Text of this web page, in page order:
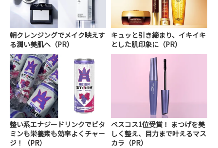
朝クレンジングでメイク映えす
る潤い美肌へ（PR）
キュッと引き締まり、イキイキ
とした肌印象に（PR）
整い系エナジードリンクでビタ
ミンも栄養素も効率よくチャー
ジ！（PR）
ベスコス1位受賞！ まつげを美
しく整え、目力まで叶えるマス
カラ（PR）